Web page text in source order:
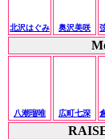
北沢はぐみ 奥沢美咲
八潮瑠唯 広町七深